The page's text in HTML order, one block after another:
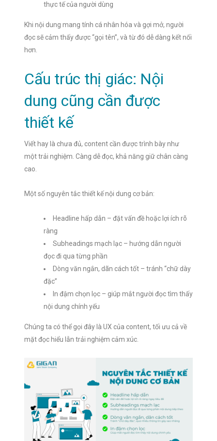
thực tế của người dùng
Khi nội dung mang tính cá nhân hóa và gợi mở, người
đọc sẽ cảm thấy được “gọi tên”, và từ đó dễ dàng kết nối
hơn.
Cấu trúc thị giác: Nội
dung cũng cần được
thiết kế
Viết hay là chưa đủ, content cần được trình bày như
một trải nghiệm. Càng dễ đọc, khả năng giữ chân càng
cao.
Một số nguyên tắc thiết kế nội dung cơ bản:
Headline hấp dẫn – đặt vấn đề hoặc lợi ích rõ
ràng
Subheadings mạch lạc – hướng dẫn người
đọc đi qua từng phần
Dòng văn ngắn, dãn cách tốt – tránh “chữ dày
đặc”
In đậm chọn lọc – giúp mắt người đọc tìm thấy
nội dung chính yếu
Chúng ta có thể gọi đây là UX của content, tối ưu cả về
mặt đọc hiểu lẫn trải nghiệm cảm xúc.